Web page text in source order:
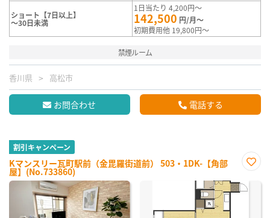
ショート【7日以上】
～30日未満
1日当たり 4,200円～
142,500 円/月～
初期費用他 19,800円～
禁煙ルーム
香川県 高松市
お問合わせ 電話する
割引キャンペーン
Kマンスリー瓦町駅前（金毘羅街道前） 503・1DK-【角部
屋】(No.733860)
に入
り登